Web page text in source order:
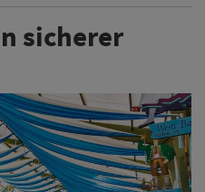
sicherer